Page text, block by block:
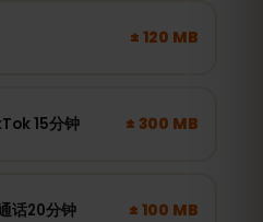
± 120 MB
15分钟 ± 300 MB
话20分钟 ± 100 MB